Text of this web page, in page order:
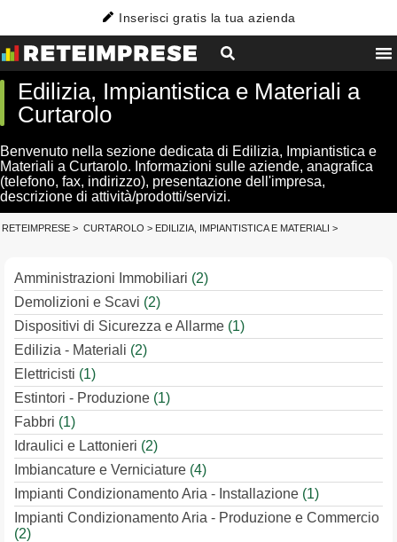
Inserisci gratis la tua azienda
Edilizia, Impiantistica e Materiali a
Curtarolo
Benvenuto nella sezione dedicata di Edilizia, Impiantistica e
Materiali a Curtarolo. Informazioni sulle aziende, anagrafica
(telefono, fax, indirizzo), presentazione dell'impresa,
descrizione di attività/prodotti/servizi.
RETEIMPRESE > CURTAROLO > EDILIZIA, IMPIANTISTICA E MATERIALI >
Amministrazioni Immobiliari (2)
Demolizioni e Scavi (2)
Dispositivi di Sicurezza e Allarme (1)
Edilizia - Materiali (2)
Elettricisti (1)
Estintori - Produzione (1)
Fabbri (1)
Idraulici e Lattonieri (2)
Imbiancature e Verniciature (4)
Impianti Condizionamento Aria - Installazione (1)
Impianti Condizionamento Aria - Produzione e Commercio
(2)